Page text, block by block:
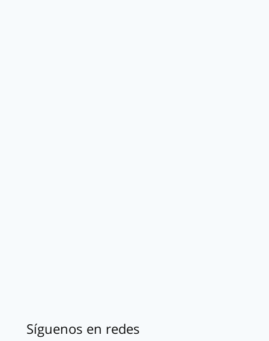
Síguenos en redes